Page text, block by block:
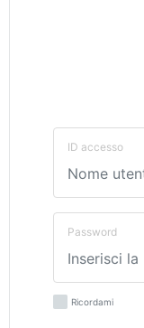
ID accesso
Password
Ricordami